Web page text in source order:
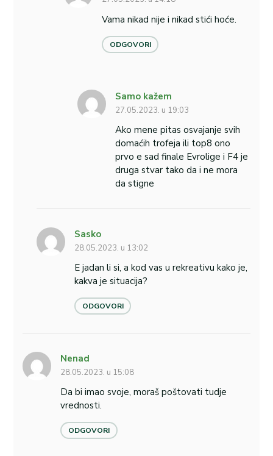
Vama nikad nije i nikad stići hoće.
ODGOVORI
Samo kažem
27.05.2023. u 19:03
Ako mene pitas osvajanje svih
domaćih trofeja ili top8 ono
prvo e sad finale Evrolige i F4 je
druga stvar tako da i ne mora
da stigne
Sasko
28.05.2023. u 13:02
E jadan li si, a kod vas u rekreativu kako je,
kakva je situacija?
ODGOVORI
Nenad
28.05.2023. u 15:08
Da bi imao svoje, moraš poštovati tudje
vrednosti.
ODGOVORI